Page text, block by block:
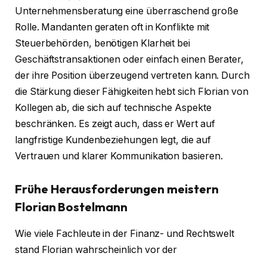
Unternehmensberatung eine überraschend große
Rolle. Mandanten geraten oft in Konflikte mit
Steuerbehörden, benötigen Klarheit bei
Geschäftstransaktionen oder einfach einen Berater,
der ihre Position überzeugend vertreten kann. Durch
die Stärkung dieser Fähigkeiten hebt sich Florian von
Kollegen ab, die sich auf technische Aspekte
beschränken. Es zeigt auch, dass er Wert auf
langfristige Kundenbeziehungen legt, die auf
Vertrauen und klarer Kommunikation basieren.
Frühe Herausforderungen meistern
Florian Bostelmann
Wie viele Fachleute in der Finanz- und Rechtswelt
stand Florian wahrscheinlich vor der